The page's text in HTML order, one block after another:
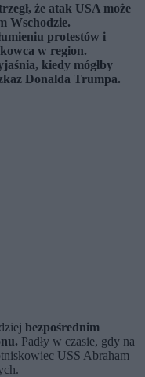
że atak USA może
Wschodzie.
protestów i
w region.
kiedy mógłby
Donalda Trumpa.
bezpośrednim
Padły w czasie, gdy na
USS Abraham